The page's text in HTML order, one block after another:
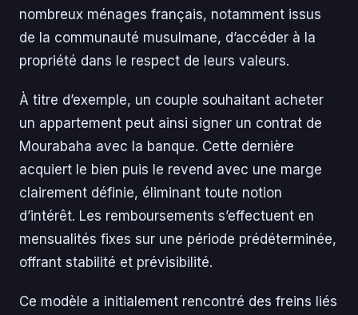
nombreux ménages français, notamment issus
de la communauté musulmane, d’accéder à la
propriété dans le respect de leurs valeurs.
À titre d’exemple, un couple souhaitant acheter
un appartement peut ainsi signer un contrat de
Mourabaha avec la banque. Cette dernière
acquiert le bien puis le revend avec une marge
clairement définie, éliminant toute notion
d’intérêt. Les remboursements s’effectuent en
mensualités fixes sur une période prédéterminée,
offrant stabilité et prévisibilité.
Ce modèle a initialement rencontré des freins liés